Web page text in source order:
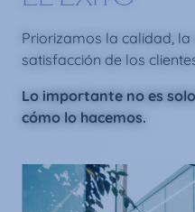
Priorizamos la calidad,
satisfacción de los
Lo importante no es
cómo lo hacemos.